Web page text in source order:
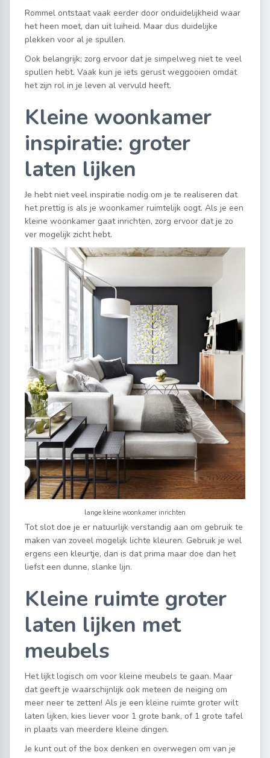
Rommel ontstaat vaak eerder door onduidelijkheid waar
het heen moet, dan uit luiheid. Maar dus duidelijke
plekken voor al je spullen.
Ook belangrijk; zorg ervoor dat je simpelweg niet te veel
spullen hebt. Vaak kun je iets gerust weggooien omdat
het zijn rol in je leven al vervuld heeft.
Kleine woonkamer
inspiratie: groter
laten lijken
Je hebt niet veel inspiratie nodig om je te realiseren dat
het prettig is als je woonkamer ruimtelijk oogt. Als je een
kleine woonkamer gaat inrichten, zorg ervoor dat je zo
ver mogelijk zicht hebt.
lange kleine woonkamer inrichten
Tot slot doe je er natuurlijk verstandig aan om gebruik te
maken van zoveel mogelijk lichte kleuren. Gebruik je wel
ergens een kleurtje, dan is dat prima maar doe dan het
liefst een dunne, slanke lijn.
Kleine ruimte groter
laten lijken met
meubels
Het lijkt logisch om voor kleine meubels te gaan. Maar
dat geeft je waarschijnlijk ook meteen de neiging om
meer neer te zetten! Als je een kleine ruimte groter wilt
laten lijken, kies liever voor 1 grote bank, of 1 grote tafel
in plaats van meerdere kleine dingen.
Je kunt out of the box denken en overwegen om van je